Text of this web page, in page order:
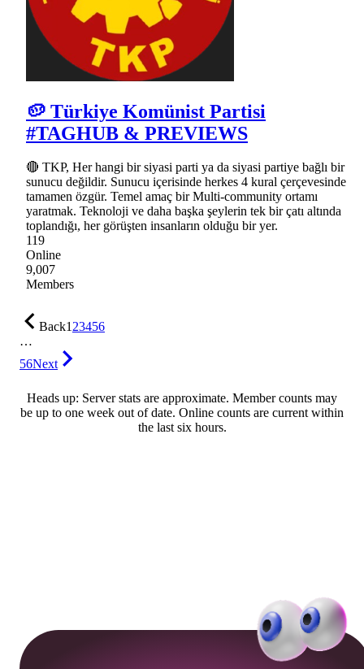
🥔 Türkiye Komünist Partisi
#TAGHUB & PREVIEWS
🔴 TKP, Her hangi bir siyasi parti ya da siyasi partiye bağlı bir
sunucu değildir. Sunucu içerisinde herkes 4 kural çerçevesinde
tamamen özgür. Temel amaç bir Multi-community ortamı
yaratmak. Teknoloji ve daha başka şeylerin tek bir çatı altında
toplandığı, her görüşten insanların olduğu bir yer.
119
Online
9,007
Members
Back123456
…
56Next
Heads up: Server stats are approximate. Member counts may
be up to one week out of date. Online counts are current within
the last six hours.